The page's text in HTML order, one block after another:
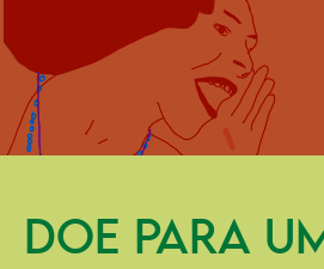
DOE PARA